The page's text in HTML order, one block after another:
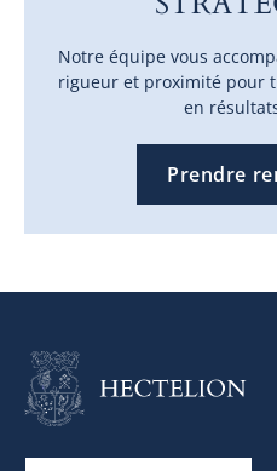
Notre équipe vous
rigueur et proximité pour
en
Prendre